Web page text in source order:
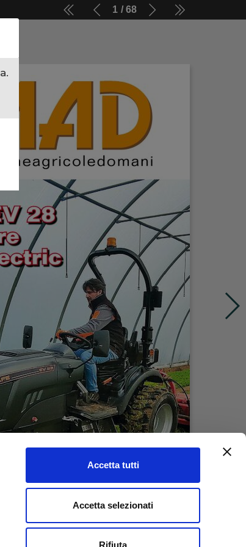
Accetta tutti
Accetta selezionati
Rifiuta
1 68